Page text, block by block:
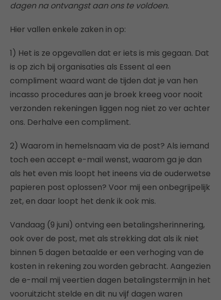
dagen na ontvangst aan ons te voldoen.
Hier vallen enkele zaken in op:
1) Het is ze opgevallen dat er iets is mis gegaan. Dat
is op zich bij organisaties als Essent al een
compliment waard want de tijden dat je van hen
incasso procedures aan je broek kreeg voor nooit
verzonden rekeningen liggen nog niet zo ver achter
ons. Derhalve een compliment.
2) Waarom in hemelsnaam via de post? Als iemand
toch een accept e-mail wenst, waarom ga je dan
als het even mis loopt het ineens via de ouderwetse
papieren post oplossen? Voor mij een onbegrijpelijk
zet, en daar loopt het denk ik ook mis.
Vandaag (9 juni) ontving een betalingsherinnering,
ook over de post, met als strekking dat als ik niet
binnen 5 dagen betaalde er een verhoging van de
kosten in rekening zou worden gebracht. Aangezien
de e-mail mij veertien dagen betalingstermijn in het
vooruitzicht stelde en dit nu vijf dagen waren